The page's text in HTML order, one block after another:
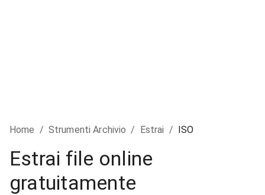
Home / Strumenti Archivio / Estrai / ISO
Estrai file online
gratuitamente